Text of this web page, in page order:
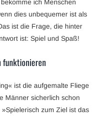
ich Menschen
dies unbequemer ist als
ist die Frage, die hinter
ist: Spiel und Spaß!
funktionieren
ist die aufgemalte Fliege
Männer sicherlich schon
zum Ziel ist das